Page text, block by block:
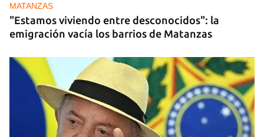
MATANZAS
"Estamos viviendo entre desconocidos": la
emigración vacía los barrios de Matanzas